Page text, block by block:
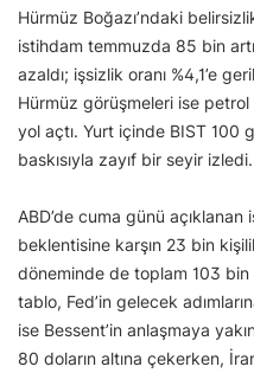
Hürmüz Boğazı’ndaki
istihdam temmuzda 85 bin
azaldı; işsizlik oranı %4,1’e
Hürmüz görüşmeleri ise
yol açtı. Yurt içinde BIST 100
baskısıyla zayıf bir seyir izledi.
ABD’de cuma günü
beklentisine karşın 23 bin
döneminde de toplam 103 bin
tablo, Fed’in gelecek
ise Bessent’in anlaşmaya
80 doların altına çekerken,